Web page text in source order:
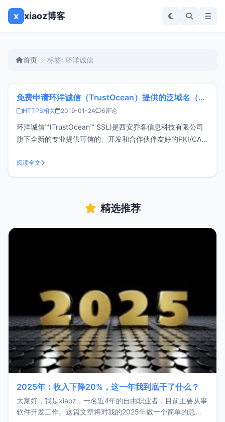
x xiaoz博客
首页 标签: 环洋诚信
免费申请环洋诚信（TrustOcean）提供的泛域名（多域名）SSL证书
HTTPS相关 2019-01-24 6评论
环洋诚信™(TrustOcean™ SSL)是西安乔客信息科技有限公司
旗下全新的专业提供可信的、开发和合作伙伴友好的PKI/CA
费申请泛域名和多域名证书，不过有效期只有3个月，到期后
需要重新申请，这篇文章分享下申请过程。注册账号注册地
阅读全文
精选推荐
2025年：收入下降20%，这一年我到底干了什么？
大家好，我是xiaoz，一名近4年的自由职业者，目前主要从事
软件开发工作。这篇文章将对我的2025年做一个简单的总